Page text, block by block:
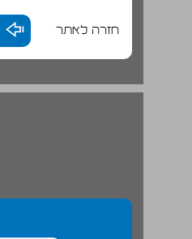
חזרה לאתר
ענישה קולקטיבית ודיני זכויות אדם במשפט הבינלאומי ... 23